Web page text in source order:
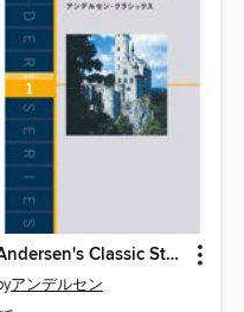
Andersen's Classic Stories アンデルセン・クラシックス
アンデルセン